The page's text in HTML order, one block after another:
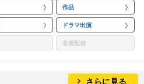
作品
ドラマ出演
音楽配信
さらに見る